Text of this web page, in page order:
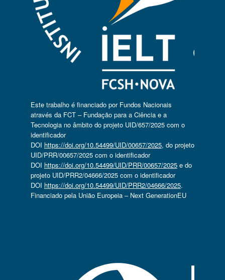
Este trabalho é financiado por Fundos Nacionais
através da FCT – Fundação para a Ciência e a
Tecnologia no âmbito do projeto UID/657/2025 com o
identificador
DOI https://doi.org/10.54499/UID/00657/2025, do projeto
UID/PRR/00657/2025 com o identificador
DOI https://doi.org/10.54499/UID/PRR/00657/2025e do
projeto UID/PRR2/04666/2025 com o identificador
DOI https://doi.org/10.54499/UID/PRR2/04666/2025.
Financiado pela União Europeia – Next GenerationEU